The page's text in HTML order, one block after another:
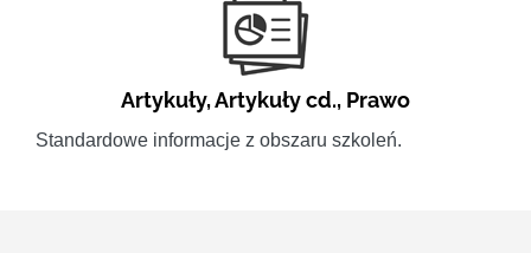
Artykuły,Artykuły cd., Prawo
Standardowe informacje z obszaru szkoleń.